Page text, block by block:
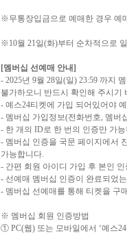
※무통장입금으로 예매한 경우 예
※10월 21일 (화)부터 순차적으로
[멤버십 선예매 안내]
- 2025년 9월 28일 (일 ) 23:59 까지
불가하오니 반드시 확인해 주시기
- 예스24티켓에 가입 되어있어야
- 멤버십 가입정보(전화번호, 멤버
- 한 개의 ID로 한 번의 인증만 가능
- 멤버십 인증을 국문 페이지에서
가능합니다.
- 간편 회원 아이디 가입 후 본인
- 선예매 멤버십 인증이 완료되었
- 멤버십 선예매를 통해 티켓을 구
※ 멤버십 회원 인증방법
① PC(웹) 또는 모바일에서 ‘예스24